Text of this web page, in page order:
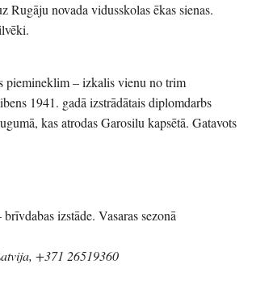
Rugāju novada vidusskolas ēkas sienas.
piemineklim – izkalis vienu no trim
1941. gadā izstrādātais diplomdarbs
kas atrodas Garosilu kapsētā. Gatavots
izstāde. Vasaras sezonā
+371 26519360